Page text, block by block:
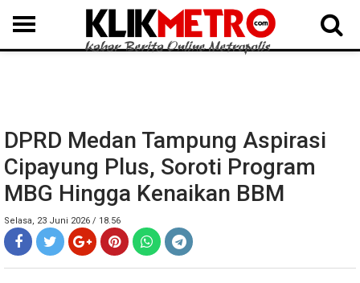
MEDAN LANGKAT DAIRI SAMOSIR TAPUT BATUBARA DELISERDANG
DPRD Medan Tampung Aspirasi
Cipayung Plus, Soroti Program
MBG Hingga Kenaikan BBM
Selasa, 23 Juni 2026 / 18.56